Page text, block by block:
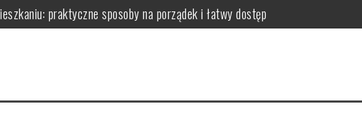
praktyczne sposoby na porządek i łatwy dostęp
wybrać i zamontować funkcjonalną przegrodę ze szkła hartowanego
dodają przestrzeni, a kiedy mogą przeszkadzać?